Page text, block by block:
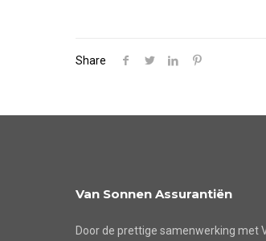
Share
Van Sonnen Assurantiën
Door de prettige samenwerking met